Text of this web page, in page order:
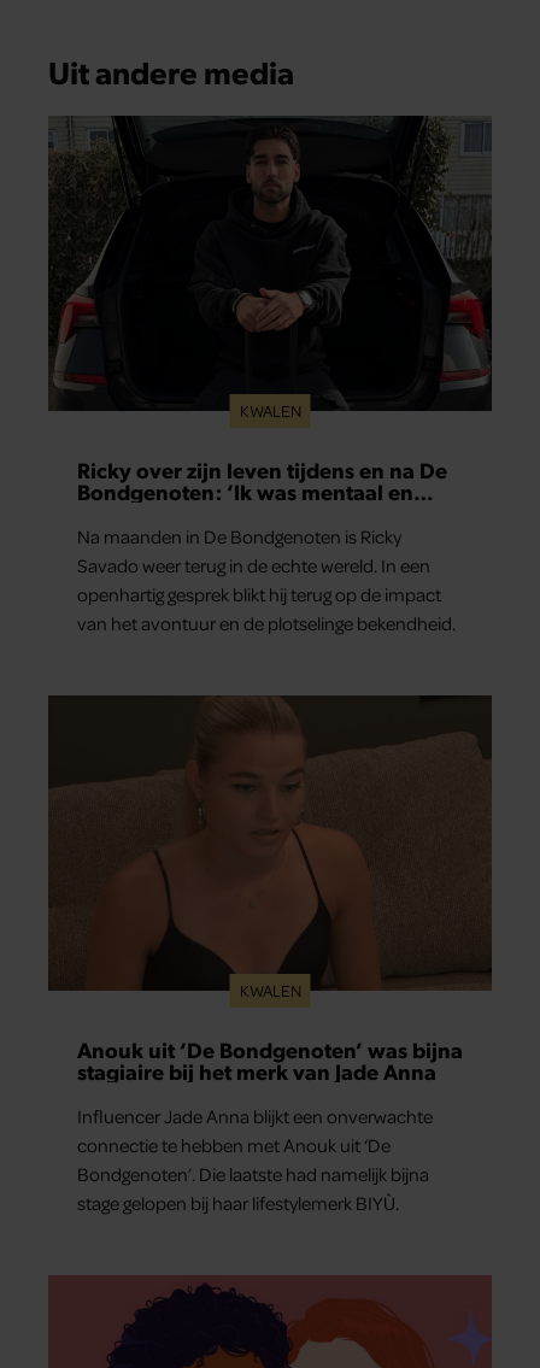
Uit andere media
KWALEN
Ricky over zijn leven tijdens en na De
Bondgenoten: ‘Ik was mentaal en
Na maanden in De Bondgenoten is Ricky
Savado weer terug in de echte wereld. In een
openhartig gesprek blikt hij terug op de impact
van het avontuur en de plotselinge bekendheid.
KWALEN
Anouk uit ‘De Bondgenoten’ was bijna
stagiaire bij het merk van Jade Anna
Influencer Jade Anna blijkt een onverwachte
connectie te hebben met Anouk uit ‘De
Bondgenoten’. Die laatste had namelijk bijna
stage gelopen bij haar lifestylemerk BIYÙ.